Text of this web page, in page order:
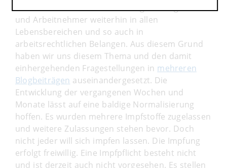
Die Corona-Pandemie beschäftigt Arbeitgeber
und Arbeitnehmer weiterhin in allen
Lebensbereichen und so auch in
arbeitsrechtlichen Belangen. Aus diesem Grund
haben wir uns diesem Thema und den damit
einhergehenden Fragestellungen in mehreren
Blogbeiträgen auseinandergesetzt. Die
Entwicklung der vergangenen Wochen und
Monate lässt auf eine baldige Normalisierung
hoffen. Es wurden mehrere Impfstoffe zugelassen
und weitere Zulassungen stehen bevor. Doch
nicht jeder will sich impfen lassen. Die Impfung
erfolgt freiwillig. Eine Impfpflicht besteht nicht
und ist derzeit auch nicht vorgesehen. Es stellen